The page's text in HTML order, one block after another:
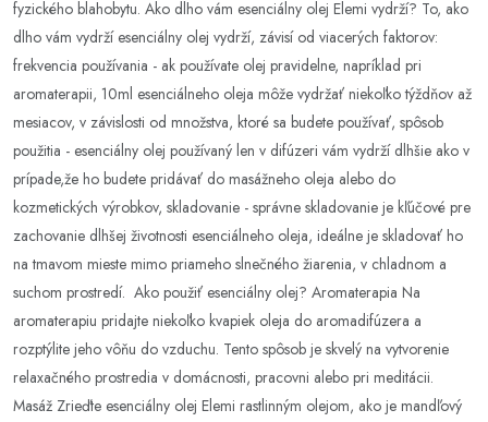
fyzického blahobytu. Ako dlho vám esenciálny olej Elemi vydrží? To, ako
dlho vám vydrží esenciálny olej vydrží, závisí od viacerých faktorov:
frekvencia používania - ak používate olej pravidelne, napríklad pri
aromaterapii, 10ml esenciálneho oleja môže vydržať niekoľko týždňov až
mesiacov, v závislosti od množstva, ktoré sa budete používať, spôsob
použitia - esenciálny olej používaný len v difúzeri vám vydrží dlhšie ako v
prípade,že ho budete pridávať do masážneho oleja alebo do
kozmetických výrobkov, skladovanie - správne skladovanie je kľúčové pre
zachovanie dlhšej životnosti esenciálneho oleja, ideálne je skladovať ho
na tmavom mieste mimo priameho slnečného žiarenia, v chladnom a
suchom prostredí. Ako použiť esenciálny olej? Aromaterapia Na
aromaterapiu pridajte niekoľko kvapiek oleja do aromadifúzera a
rozptýlite jeho vôňu do vzduchu. Tento spôsob je skvelý na vytvorenie
relaxačného prostredia v domácnosti, pracovni alebo pri meditácii.
Masáž Zrieďte esenciálny olej Elemi rastlinným olejom, ako je mandľový